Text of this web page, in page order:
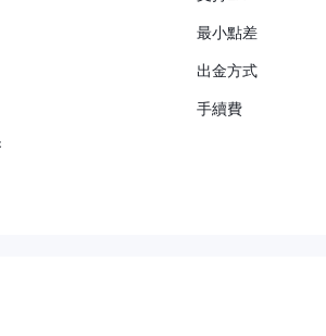
最小點差
出金方式
手續費